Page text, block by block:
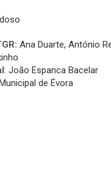
Ana Duarte, António
: João Espanca Bacelar
de Évora